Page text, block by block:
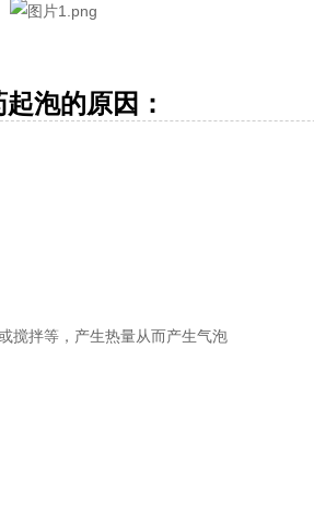
泡的原因：
拌等，产生热量从而产生气泡